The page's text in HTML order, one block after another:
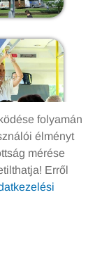
folyamán
élményt
mérése
Erről